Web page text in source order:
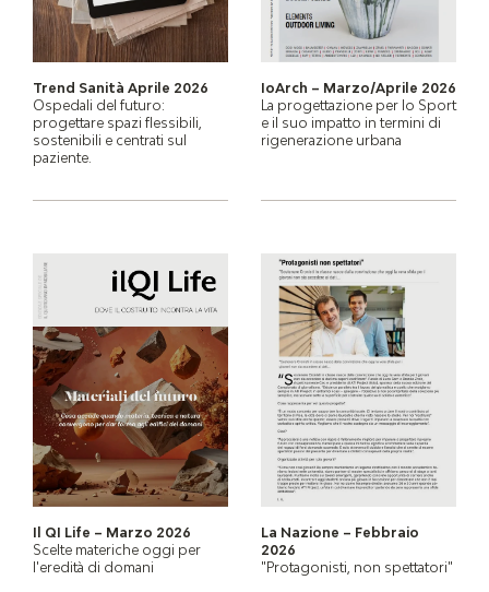
Trend Sanità Aprile 2026
Ospedali del futuro:
progettare spazi flessibili,
sostenibili e centrati sul
paziente.
IoArch – Marzo/Aprile 2026
La progettazione per lo Sport
e il suo impatto in termini di
rigenerazione urbana
Il QI Life – Marzo 2026
Scelte materiche oggi per
l'eredità di domani
La Nazione – Febbraio
2026
"Protagonisti, non spettatori"